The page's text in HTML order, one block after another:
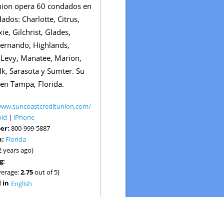
opera 60 condados en
Charlotte, Citrus,
Gilchrist, Glades,
Highlands,
Manatee, Marion,
Sarasota y Sumter. Su
Tampa, Florida.
| iPhone
800-999-5887
Florida
years ago)
2.75out of 5)
English
in